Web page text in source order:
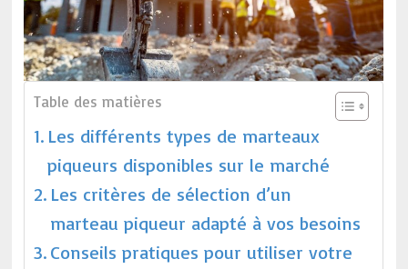
Table des matières
Les différents types de marteaux
piqueurs disponibles sur le marché
Les critères de sélection d’un
marteau piqueur adapté à vos besoins
Conseils pratiques pour utiliser votre